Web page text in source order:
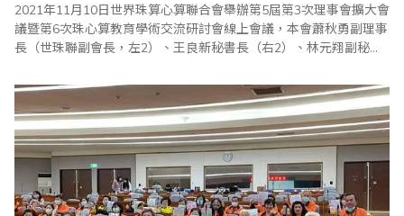
2021年11月10日世界珠算心算聯合會舉辦第5屆第3次理事會擴大會
議暨第6次珠心算教育學術交流研討會線上會議，本會蕭秋勇副理事
長（世珠聯副會長，左2）、王良新秘書長（右2）、林元翔副秘書
事會員單位參加，由會長劉建華主持，會中除年度工作報告及2022
年工作計劃外，也分享疫情下珠心算教育的發展前景及珠算非遺的
保護與發展，並通過新會員單位的入..